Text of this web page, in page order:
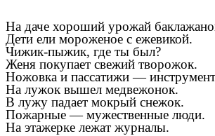
На даче хороший урожай
Дети ели мороженое с ежевикой.
Чижик-пыжик, где ты был?
Женя покупает свежий творожок.
Ножовка и пассатижи —
На лужок вышел медвежонок.
В лужу падает мокрый снежок.
Пожарные — мужественные люди.
На этажерке лежат журналы.